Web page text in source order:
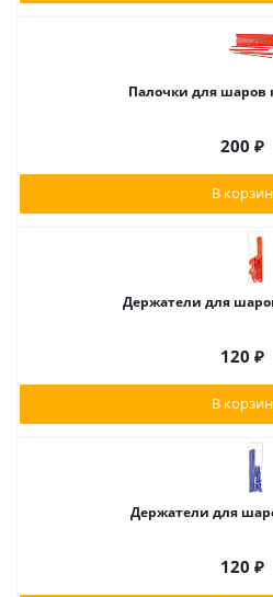
Палочки для шаров
200 ₽
В
Держатели для
120 ₽
В
Держатели для
120 ₽